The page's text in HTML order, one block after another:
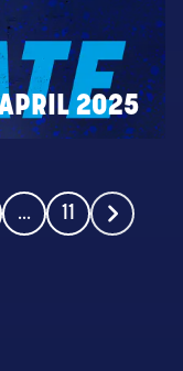
APRIL 2025
... 11